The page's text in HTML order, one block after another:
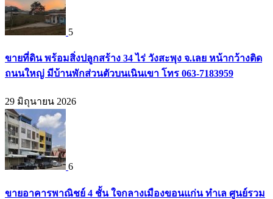
5
ขายที่ดิน พร้อมสิ่งปลูกสร้าง 34 ไร่ วังสะพุง จ.เลย หน้ากว้างติด
ถนนใหญ่ มีบ้านพักส่วนตัวบนเนินเขา โทร 063-7183959
29 มิถุนายน 2026
6
ขายอาคารพาณิชย์ 4 ชั้น ใจกลางเมืองขอนแก่น ทำเล ศูนย์รวม